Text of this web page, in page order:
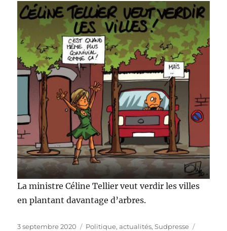
La ministre Céline Tellier veut verdir les villes
en plantant davantage d’arbres.
Publié
3 septembre 2020 Catégories
Politique, actualités,Sudpresse